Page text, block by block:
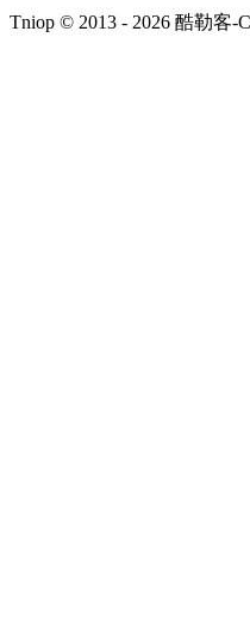
Tniop © 2013 - 2026 酷勒客-